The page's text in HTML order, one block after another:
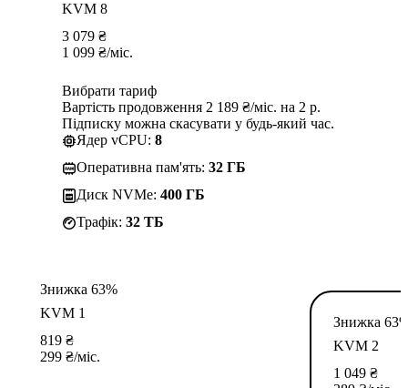
KVM 8
3 079 ₴
1 099 ₴/міс.
Вибрати тариф
Вартість продовження 2 189 ₴/міс. на 2 р.
Підписку можна скасувати у будь-який час.
Ядер vCPU: 8
Оперативна пам'ять: 32 ГБ
Диск NVMe: 400 ГБ
Трафік: 32 TБ
Знижка 63%
KVM 1
819 ₴
299 ₴/міс.
Знижка
KVM 2
1 049 ₴